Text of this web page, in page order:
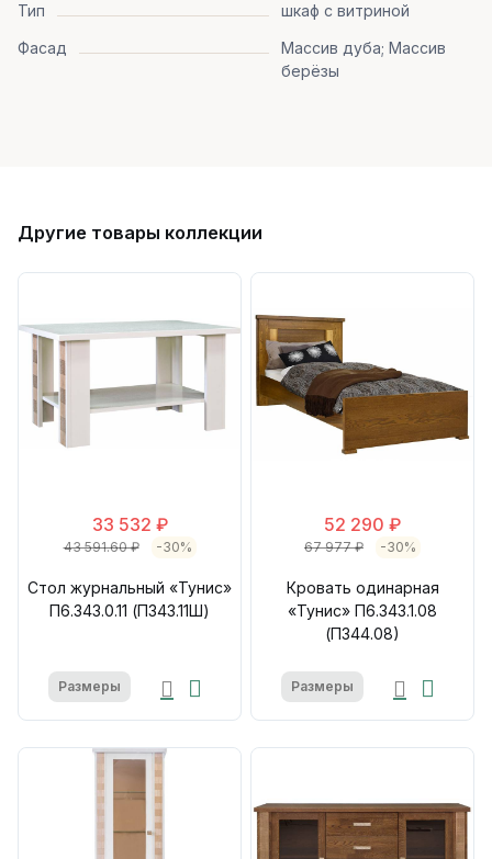
Тип
шкаф с витриной
Фасад
Массив дуба; Массив
берёзы
Другие товары коллекции
33 532 ₽
43 591.60 ₽ -30%
Стол журнальный «Тунис»
П6.343.0.11 (П343.11Ш)
Размеры
52 290 ₽
67 977 ₽ -30%
Кровать одинарная
«Тунис» П6.343.1.08
(П344.08)
Размеры